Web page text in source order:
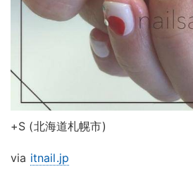
+S (北海道札幌市)
via itnail.jp